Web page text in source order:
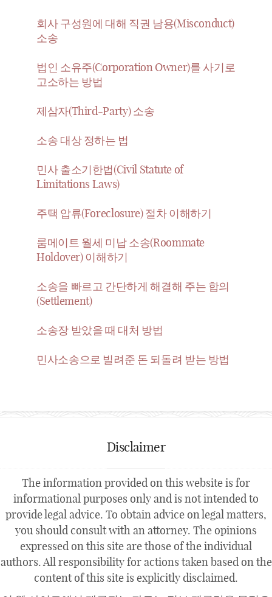
회사 구성원에 대해 직권 남용(Misconduct)
소송
법인 소유주(Corporation Owner)를 사기로
고소하는 방법
제삼자(Third-Party) 소송
소송 대상 정하는 법
민사 출소기한법(Civil Statute of
Limitations Laws)
주택 압류(Foreclosure) 절차 이해하기
룸메이트 월세 미납 소송(Roommate
Holdover) 이해하기
소송을 빠르고 간단하게 해결해 주는 합의
(Settlement)
소송장 받았을 때 대처 방법
민사소송으로 빌려준 돈 되돌려 받는 방법
Disclaimer
The information provided on this website is for
informational purposes only and is not intended to
provide legal advice. To obtain advice on legal matters,
you should consult with an attorney. The opinions
expressed on this site are those of the individual
authors. All responsibility for actions taken based on the
content of this site is explicitly disclaimed.